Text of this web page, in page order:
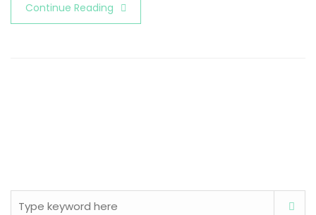
Continue Reading